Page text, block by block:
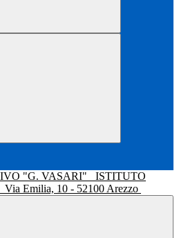
ISTITUTO
Via Emilia, 10 - 52100 Arezzo